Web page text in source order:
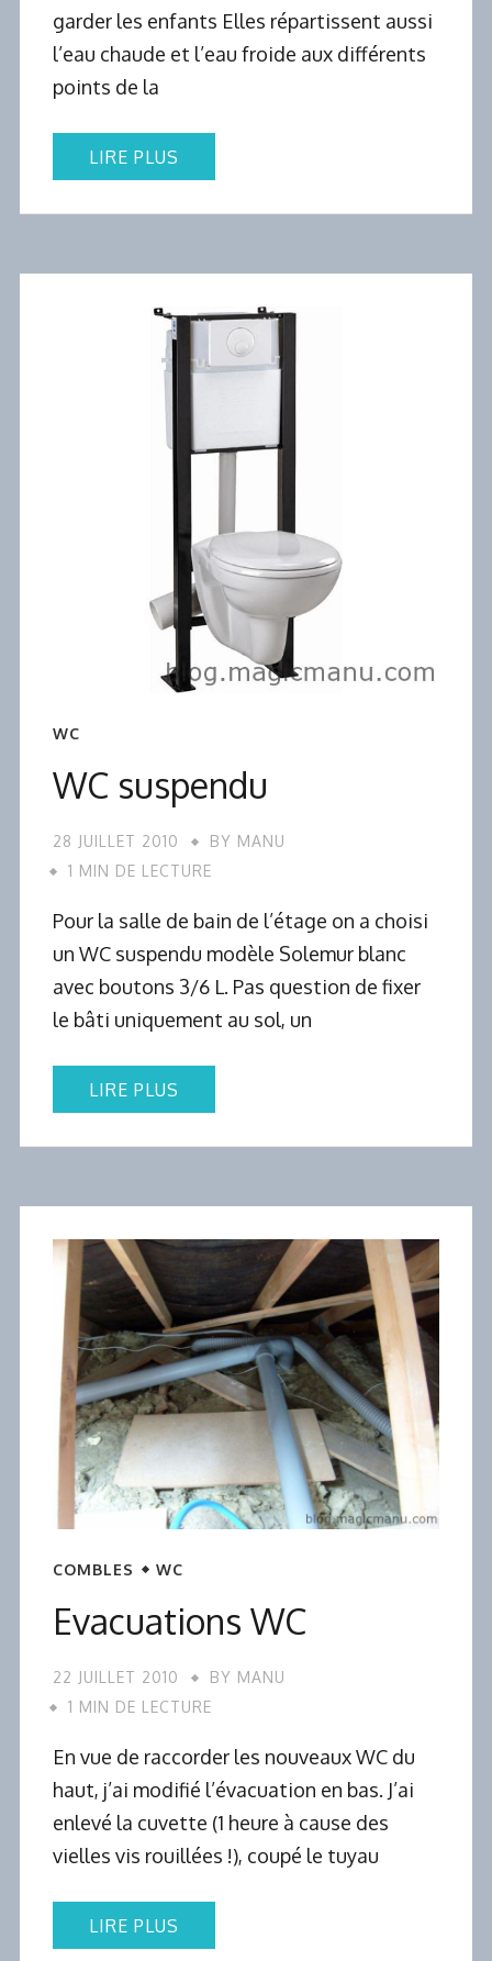
garder les enfants Elles répartissent aussi
l’eau chaude et l’eau froide aux différents
points de la
LIRE PLUS
WC
WC suspendu
28 JUILLET 2010 BY MANU
1 MIN DE LECTURE
Pour la salle de bain de l’étage on a choisi
un WC suspendu modèle Solemur blanc
avec boutons 3/6 L. Pas question de fixer
le bâti uniquement au sol, un
LIRE PLUS
COMBLES WC
Evacuations WC
22 JUILLET 2010 BY MANU
1 MIN DE LECTURE
En vue de raccorder les nouveaux WC du
haut, j’ai modifié l’évacuation en bas. J’ai
enlevé la cuvette (1 heure à cause des
vielles vis rouillées !), coupé le tuyau
LIRE PLUS